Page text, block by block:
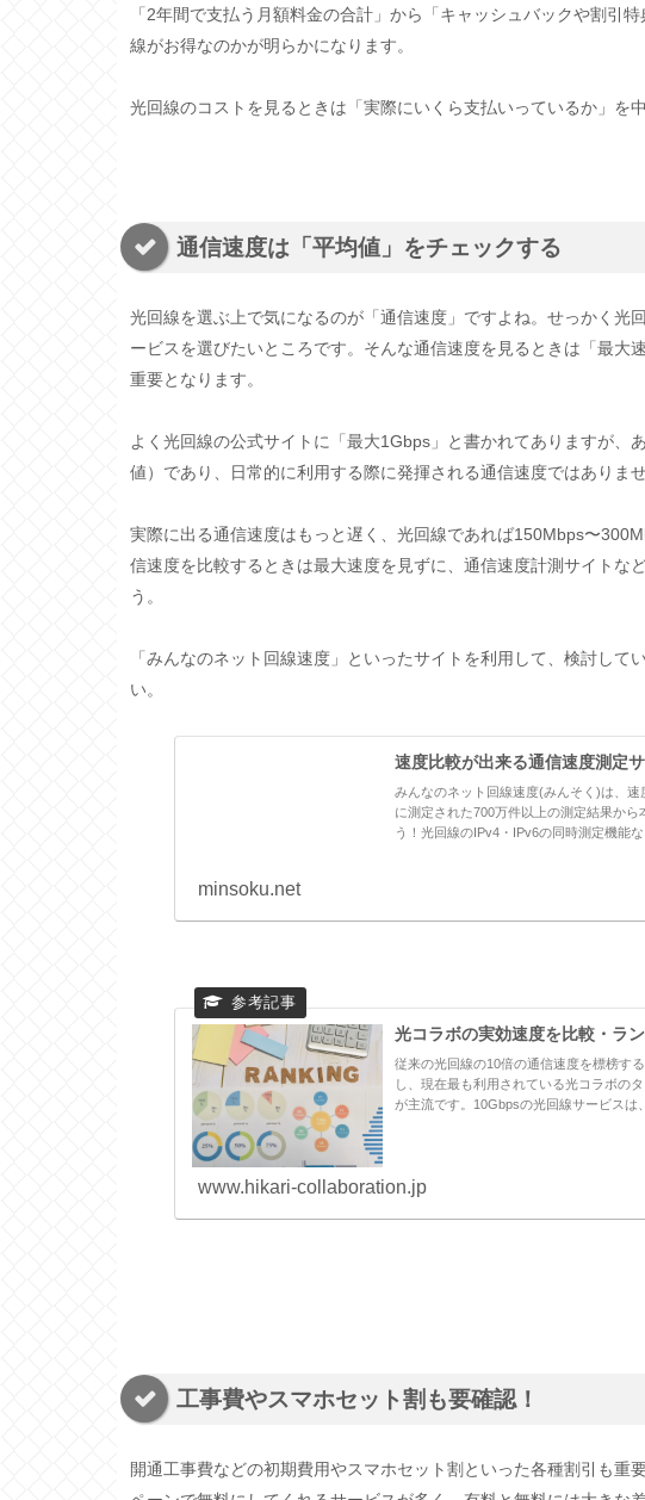
「2年間で支払う月額料金の合計」から「キャッシュバックや割引
線がお得なのかが明らかになります。
光回線のコストを見るときは「実際にいくら支払いっているか」を
通信速度は「平均値」をチェックする
光回線を選ぶ上で気になるのが「通信速度」ですよね。せっかく光
ービスを選びたいところです。そんな通信速度を見るときは「最大
重要となります。
よく光回線の公式サイトに「最大1Gbps」と書かれてありますが、
値）であり、日常的に利用する際に発揮される通信速度ではありませ
実際に出る通信速度はもっと遅く、光回線であれば150Mbps〜
信速度を比較するときは最大速度を見ずに、通信速度計測サイトな
う。
「みんなのネット回線速度」といったサイトを利用して、検討して
い。
速度比較が出来る通信速度測定
みんなのネット回線速度(みんそく)は、
に測定された700万件以上の測定結果か
う！光回線のIPv4・IPv6の同時測定機能
minsoku.net
光コラボの実効速度を比較・ラ
従来の光回線の10倍の通信速度を標榜す
し、現在最も利用されている光コラボの
が主流です。10Gbpsの光回線サービスは
www.hikari-collaboration.jp
工事費やスマホセット割も要確認！
開通工事費などの初期費用やスマホセット割といった各種割引も重